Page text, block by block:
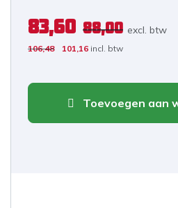
83,60 88,00 excl. btw
106,48 101,16 incl. btw
Toevoegen aan